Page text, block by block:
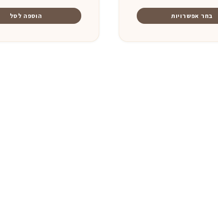
עד
⁦6,900 ₪⁩
בחר אפשרויות
היה:
10,900 ₪.
הוספה לסל